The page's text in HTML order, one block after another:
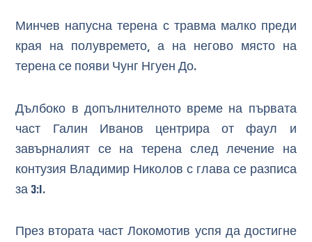
Минчев напусна терена с травма малко преди
края на полувремето, а на негово място на
терена се появи Чунг Нгуен До.
Дълбоко в допълнителното време на първата
част Галин Иванов центрира от фаул и
завърналият се на терена след лечение на
контузия Владимир Николов с глава се разписа
за 3:1.
През втората част Локомотив успя да достигне